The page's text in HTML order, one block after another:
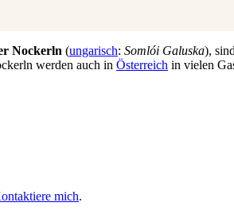
Nockerln (ungarisch: Somlói Galuska),
werden auch in Österreich in vielen
mich.